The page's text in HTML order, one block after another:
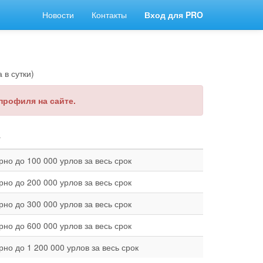
Новости Контакты Вход для PRO
сутки)
на сайте.
до 100 000 урлов за весь срок
до 200 000 урлов за весь срок
до 300 000 урлов за весь срок
до 600 000 урлов за весь срок
до 1 200 000 урлов за весь срок